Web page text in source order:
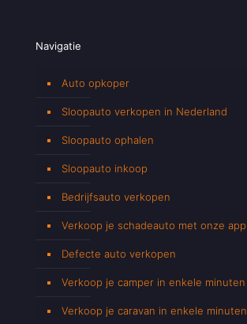
Navigatie
Auto opkoper
Sloopauto verkopen in Nederland
Sloopauto ophalen
Sloopauto inkoop
Bedrijfsauto verkopen
Verkoop je schadeauto met onze app
Defecte auto verkopen
Verkoop je camper in enkele minuten
Verkoop je caravan in enkele minuten